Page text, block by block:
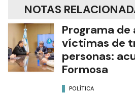
NOTAS
Programa
víctimas de
personas:
Formosa
POLÍTICA